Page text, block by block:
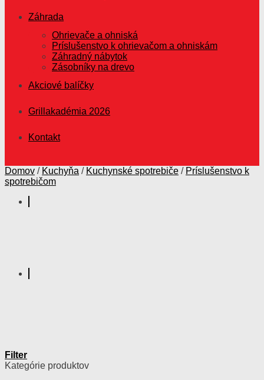
Záhrada
Ohrievače a ohniská
Príslušenstvo k ohrievačom a ohniskám
Záhradný nábytok
Zásobníky na drevo
Akciové balíčky
Grillakadémia 2026
Kontakt
Domov / Kuchyňa / Kuchynské spotrebiče / Príslušenstvo k
spotrebičom
Filter
Kategórie produktov